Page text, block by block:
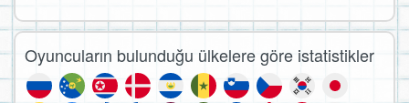
Oyuncuların bulunduğu ülkelere göre istatistikler